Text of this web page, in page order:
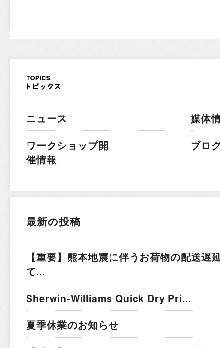
ニュース
ワークショップ開
催情報
媒体
ブロ
最新の投稿
【重要】熊本地震に伴うお荷物の配送遅
て...
Sherwin-Williams Quick Dry Pri...
夏季休業のお知らせ